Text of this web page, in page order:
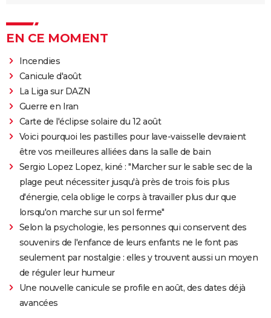
EN CE MOMENT
Incendies
Canicule d'août
La Liga sur DAZN
Guerre en Iran
Carte de l'éclipse solaire du 12 août
Voici pourquoi les pastilles pour lave-vaisselle devraient
être vos meilleures alliées dans la salle de bain
Sergio Lopez Lopez, kiné : "Marcher sur le sable sec de la
plage peut nécessiter jusqu'à près de trois fois plus
d'énergie, cela oblige le corps à travailler plus dur que
lorsqu'on marche sur un sol ferme"
Selon la psychologie, les personnes qui conservent des
souvenirs de l'enfance de leurs enfants ne le font pas
seulement par nostalgie : elles y trouvent aussi un moyen
de réguler leur humeur
Une nouvelle canicule se profile en août, des dates déjà
avancées